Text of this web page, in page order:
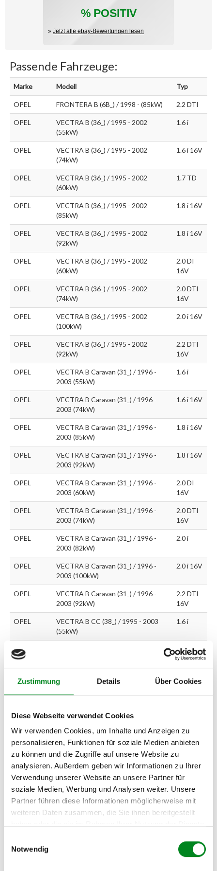
Zustimmung Details Über Cookies
Diese Webseite verwendet Cookies
Wir verwenden Cookies, um Inhalte und Anzeigen zu
personalisieren, Funktionen für soziale Medien anbieten
zu können und die Zugriffe auf unsere Website zu
analysieren. Außerdem geben wir Informationen zu Ihrer
Verwendung unserer Website an unsere Partner für
soziale Medien, Werbung und Analysen weiter. Unsere
Partner führen diese Informationen möglicherweise mit
weiteren Daten zusammen, die Sie ihnen bereitgestellt
Notwendig
% POSITIV
» Jetzt alle ebay-Bewertungen lesen
Passende Fahrzeuge:
Marke Modell Typ
OPEL FRONTERA B (6B_) / 1998 - (85kW) 2.2 DTI
OPEL
VECTRA B (36_) / 1995 - 2002
(55kW)
1.6 i
OPEL
VECTRA B (36_) / 1995 - 2002
(74kW)
1.6 i 16V
OPEL
VECTRA B (36_) / 1995 - 2002
(60kW)
1.7 TD
OPEL
VECTRA B (36_) / 1995 - 2002
(85kW)
1.8 i 16V
OPEL
VECTRA B (36_) / 1995 - 2002
(92kW)
1.8 i 16V
OPEL
VECTRA B (36_) / 1995 - 2002
(60kW)
2.0 DI
16V
OPEL
VECTRA B (36_) / 1995 - 2002
(74kW)
2.0 DTI
16V
OPEL
VECTRA B (36_) / 1995 - 2002
(100kW)
2.0 i 16V
OPEL
VECTRA B (36_) / 1995 - 2002
(92kW)
2.2 DTI
16V
OPEL
VECTRA B Caravan (31_) / 1996 -
2003 (55kW)
1.6 i
OPEL
VECTRA B Caravan (31_) / 1996 -
2003 (74kW)
1.6 i 16V
OPEL
VECTRA B Caravan (31_) / 1996 -
2003 (85kW)
1.8 i 16V
OPEL
VECTRA B Caravan (31_) / 1996 -
2003 (92kW)
1.8 i 16V
OPEL
VECTRA B Caravan (31_) / 1996 -
2003 (60kW)
2.0 DI
16V
OPEL
VECTRA B Caravan (31_) / 1996 -
2003 (74kW)
2.0 DTI
16V
OPEL
VECTRA B Caravan (31_) / 1996 -
2003 (82kW)
2.0 i
OPEL
VECTRA B Caravan (31_) / 1996 -
2003 (100kW)
2.0 i 16V
OPEL
VECTRA B Caravan (31_) / 1996 -
2003 (92kW)
2.2 DTI
16V
OPEL
VECTRA B CC (38_) / 1995 - 2003
(55kW)
1.6 i
OPEL 1.6 i 16V
OPEL
VECTRA B CC (38_) / 1995 - 2003
(60kW)
1.7 TD
(85kW)
OPEL
VECTRA B CC (38_) / 1995 - 2003
(92kW)
1.8 i 16V
VECTRA B CC (38_) / 1995 - 2003
(60kW)
16V
OPEL
VECTRA B CC (38_) / 1995 - 2003
(74kW)
2.0 DTI
OPEL
VECTRA B CC (38_) / 1995 - 2003
(82kW)
2.0 i
2.0 i 16V